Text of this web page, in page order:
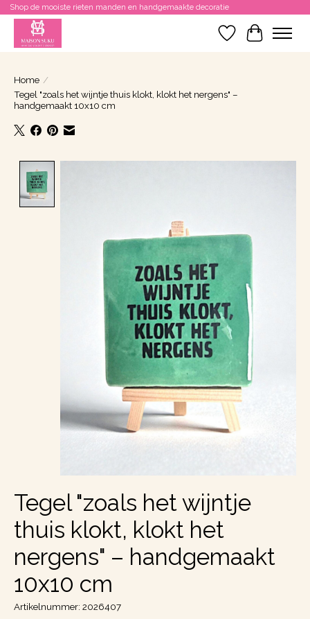
Shop de mooiste rieten manden en handgemaakte decoratie
Verlanglijst
Home /
Tegel "zoals het wijntje thuis klokt, klokt het nergens" –
handgemaakt 10x10 cm
Tegel "zoals het wijntje
thuis klokt, klokt het
nergens" – handgemaakt
10x10 cm
Artikelnummer: 2026407